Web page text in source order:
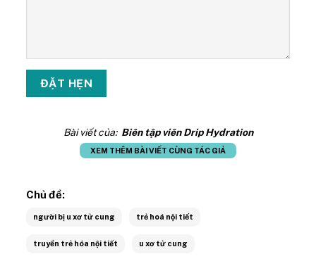
Bài viết của: Biên tập viên Drip Hydration
XEM THÊM BÀI VIẾT CÙNG TÁC GIẢ
Chủ đề:
người bị u xơ tử cung trẻ hoá nội tiết
truyền trẻ hóa nội tiết u xơ tử cung